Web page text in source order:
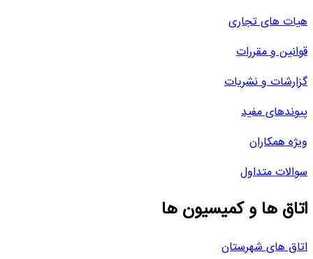
هیات های تجاری
قوانین و مقررات
گزارشات و نشریات
پیوندهای مفید
ویژه همکاران
سوالات متداول
اتاق ها و کمیسیون ها
اتاق های شهرستان